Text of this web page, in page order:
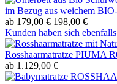
im Bezug aus weichem
ab 179,00 € 198,00 €
Kunden haben sich ebenfalls
Rosshaarmatratze PIUMA
ab 1.129,00 €